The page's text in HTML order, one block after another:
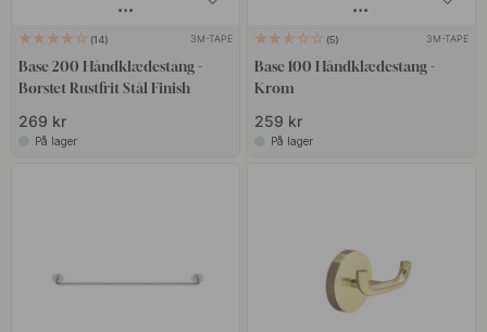
14 3M-TAPE
Base 200 Håndklædestang -
Børstet Rustfrit Stål Finish
269 kr
På lager
5 3M-TAPE
Base 100 Håndklædestang -
Krom
259 kr
På lager